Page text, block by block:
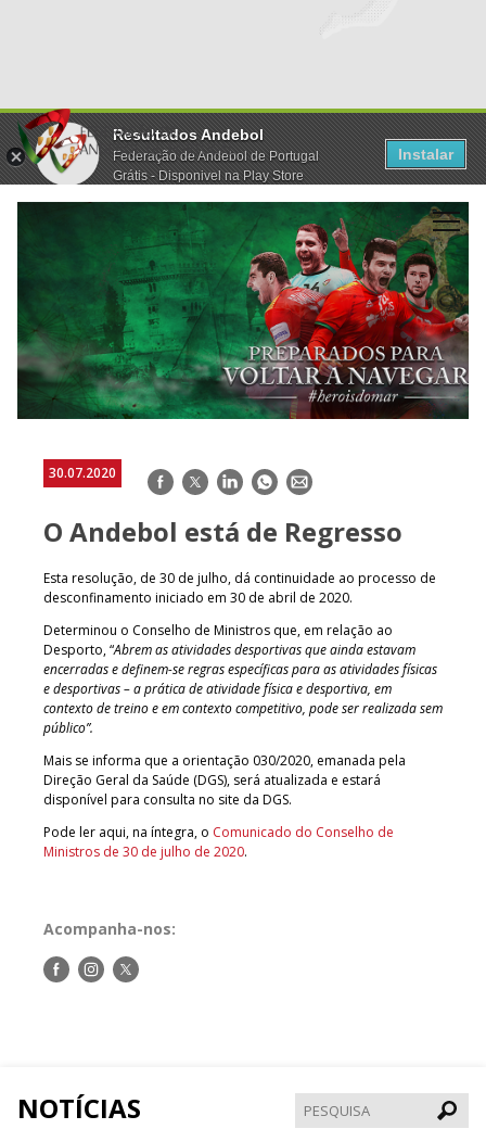
Resultados Andebol
Federação de Andebol de Portugal
Grátis - Disponivel na Play Store
Instalar
30.07.2020 Facebook
TwitterLinkedInWhatsApp
E-
O Andebol está de Regresso
Esta resolução, de 30 de julho, dá continuidade ao processo de
desconfinamento iniciado em 30 de abril de 2020.
Determinou o Conselho de Ministros que, em relação ao
Desporto, “Abrem as atividades desportivas que ainda estavam
encerradas e definem-se regras específicas para as atividades físicas
e desportivas – a prática de atividade física e desportiva, em
contexto de treino e em contexto competitivo, pode ser realizada sem
público”.
Mais se informa que a orientação 030/2020, emanada pela
Direção Geral da Saúde (DGS), será atualizada e estará
disponível para consulta no site da DGS.
Pode ler aqui, na íntegra, o Comunicado do Conselho de
Ministros de 30 de julho de 2020.
Acompanha-nos:
Siga-Siga-Siga-
NOTÍCIAS